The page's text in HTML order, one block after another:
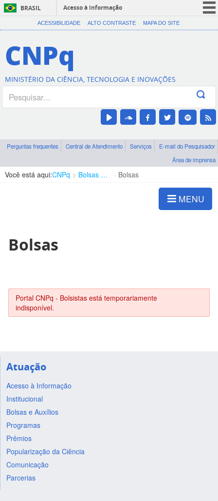
BRASIL
Acesso à informação
CORONAVÍRUS (COVID-19)
Canais
ACESSIBILIDADE ALTO CONTRASTE MAPA DO SITE
CNPq
MINISTÉRIO DA CIÊNCIA, TECNOLOGIA E INOVAÇÕES
Perguntas frequentes Central de Atendimento Serviços
E-mail do Pesquisador
Área de imprensa
Você está aqui:CNPq Bolsas e Auxílios Vigentes Bolsas
MENU
Bolsas
Portal CNPq - Bolsistas está temporariamente
indisponível.
Atuação
Acesso à Informação
Institucional
Bolsas e Auxílios
Programas
Prêmios
Popularização da Ciência
Comunicação
Parcerias